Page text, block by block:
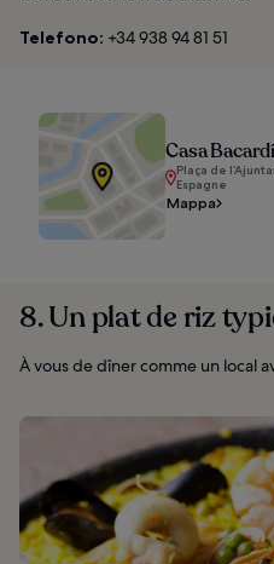
Telefono: +34 938 94 81 51
Casa
Plaça de
Espagne
Mappa
8. Un plat de riz
À vous de dîner comme un local